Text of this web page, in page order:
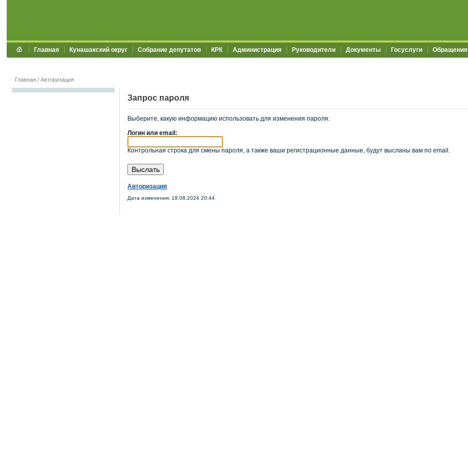
Главная Кунашакский округ Собрание депутатов КРК Администрация Руководители Документы Госуслуги Обращения
Главная / Авторизация
Запрос пароля
Выберите, какую информацию использовать для изменения пароля:
Логин или email:
Контрольная строка для смены пароля, а также ваши регистрационные данные, будут высланы вам по email.
Авторизация
Дата изменения: 18.08.2024 20:44